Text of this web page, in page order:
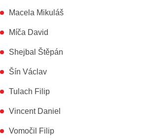
Macela Mikuláš
Míča David
Shejbal Štěpán
Šín Václav
Tulach Filip
Vincent Daniel
Vomočil Filip